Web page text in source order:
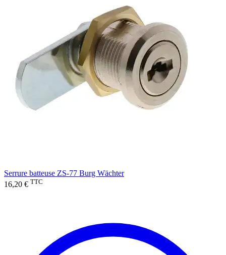
Serrure batteuse ZS-77 Burg Wächter
16,20 € TTC